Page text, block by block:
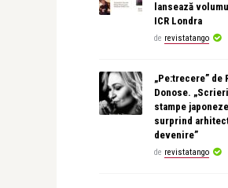
lansează
ICR Londra
de revistatango
„Pe:trecere” de
Donose.
stampe
surprind
devenire”
de revistatango